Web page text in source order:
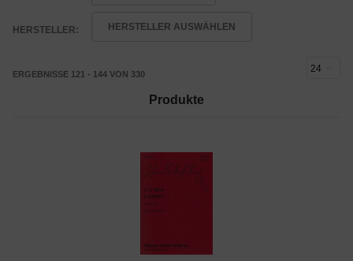
HERSTELLER: HERSTELLER AUSWÄHLEN
ERGEBNISSE 121 - 144 VON 330
Produkte